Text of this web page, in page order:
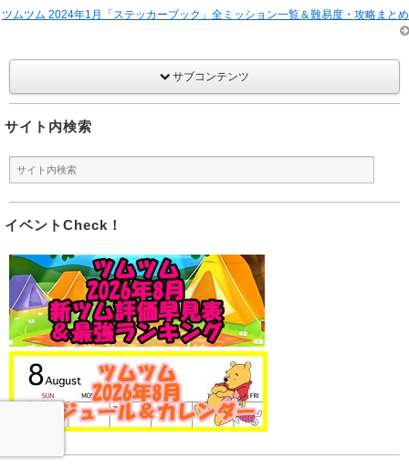
ツムツム 2024年1月「ステッカーブック」全ミッション一覧＆難易度・攻略まとめ
サブコンテンツ
サイト内検索
イベントCheck！